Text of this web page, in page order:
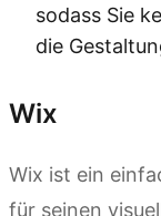
sodass Sie
die
Wix
Wix ist ein
für seinen